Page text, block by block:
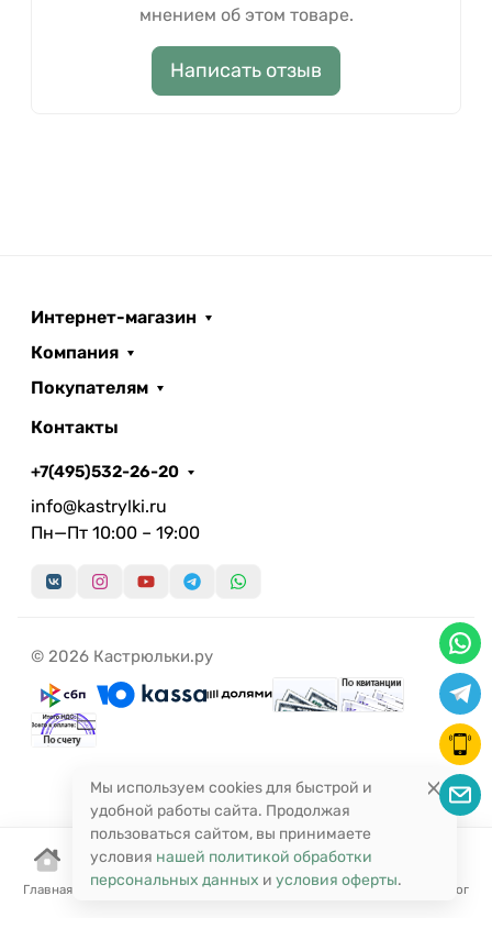
Главная Корзина Избранное Сравнение Поиск Каталог
мнением об этом товаре.
Написать отзыв
Интернет-магазин
Компания
Покупателям
Контакты
+7(495)532-26-20
info@kastrylki.ru
Пн—Пт 10:00 – 19:00
© 2026 Кастрюльки.ру
Мы используем cookies для быстрой и
удобной работы сайта. Продолжая
пользоваться сайтом, вы принимаете
условия нашей политикой обработки
персональных данных и условия оферты.